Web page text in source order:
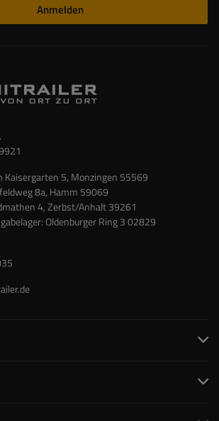
Anmelden
Kaisergarten 5, Monzingen 55569
8a, Hamm 59069
4, Zerbst/Anhalt 39261
Oldenburger Ring 3 02829